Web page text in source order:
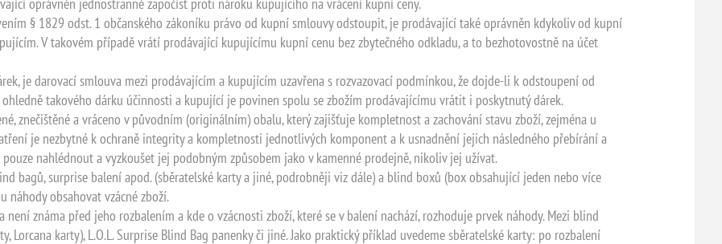
§ 1829 odst. 1 občanského zákoníku právo od kupní smlouvy odstoupit, je prodávající také oprávněn kdykoliv od kupní
V takovém případě vrátí prodávající kupujícímu kupní cenu bez zbytečného odkladu, a to bezhotovostně na účet
je darovací smlouva mezi prodávajícím a kupujícím uzavřena s rozvazovací podmínkou, že dojde-li k odstoupení od
takového dárku účinnosti a kupující je povinen spolu se zbožím prodávajícímu vrátit i poskytnutý dárek.
znečištěné a vráceno v původním (originálním) obalu, který zajišťuje kompletnost a zachování stavu zboží, zejména u
je nezbytné k ochraně integrity a kompletnosti jednotlivých komponent a k usnadnění jejich následného přebírání a
nahlédnout a vyzkoušet jej podobným způsobem jako v kamenné prodejně, nikoliv jej užívat.
bagů, surprise balení apod. (sběratelské karty a jiné, podrobněji viz dále) a blind boxů (box obsahující jeden nebo více
obsahovat vzácné zboží.
známa před jeho rozbalením a kde o vzácnosti zboží, které se v balení nachází, rozhoduje prvek náhody. Mezi blind
Lorcana karty), L.O.L. Surprise Blind Bag panenky či jiné. Jako praktický příklad uvedeme sběratelské karty: po rozbalení